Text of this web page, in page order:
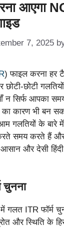
आएगा
7, 2025
) फाइल करना हर
छोटी
न सिर्फ आपका समय
का कारण भी बन
गलतियों के बारे
समय करते हैं
और देसी
चुनना
में गलत ITR फॉर्म
और स्थिति के